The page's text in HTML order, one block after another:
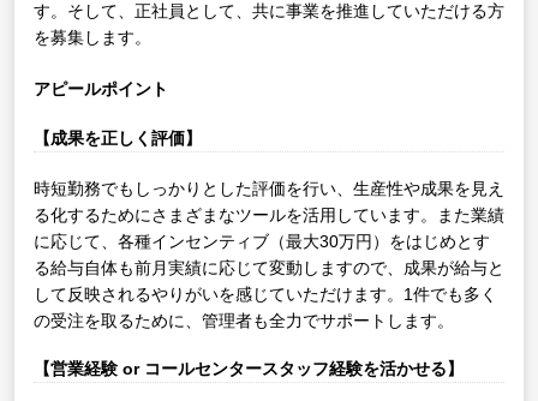
す。そして、正社員として、共に事業を推進していただける方
を募集します。
アピールポイント
【成果を正しく評価】
時短勤務でもしっかりとした評価を行い、生産性や成果を見え
る化するためにさまざまなツールを活用しています。また業績
に応じて、各種インセンティブ（最大30万円）をはじめとす
る給与自体も前月実績に応じて変動しますので、成果が給与と
して反映されるやりがいを感じていただけます。1件でも多く
の受注を取るために、管理者も全力でサポートします。
【営業経験 or コールセンタースタッフ経験を活かせる】